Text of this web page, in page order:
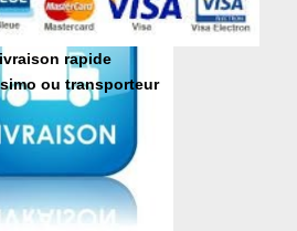
rapide
ou transporteur